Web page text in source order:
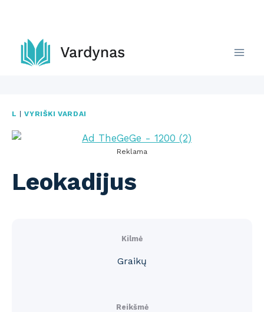
content
L |VYRIŠKI VARDAI
Reklama
Leokadijus
Kilmė
Graikų
Reikšmė